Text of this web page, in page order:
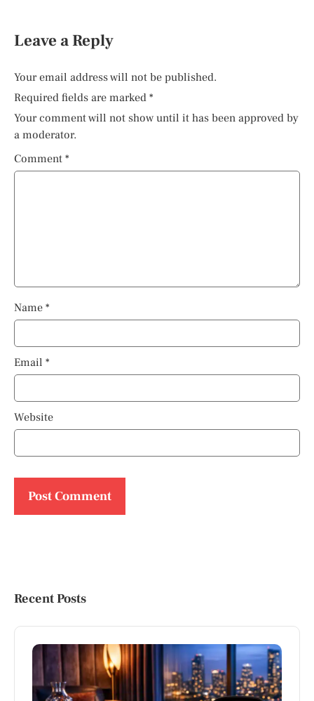
Leave a Reply
Your email address will not be published.
Required fields are marked *
Your comment will not show until it has been approved by
a moderator.
Comment *
Name *
Email *
Website
Recent Posts